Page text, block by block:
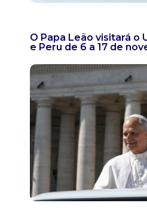
O Papa Leão visitará o
e Peru de 6 a 17 de